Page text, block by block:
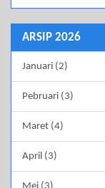
ARSIP 2026
Januari (2)
Pebruari (3)
Maret (4)
April (3)